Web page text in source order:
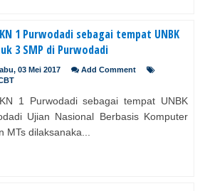
1 Purwodadi sebagai tempat UNBK
3 SMP di Purwodadi
03 Mei 2017
Add Comment
1 Purwodadi sebagai tempat UNBK
Ujian Nasional Berbasis Komputer
MTs dilaksanaka...